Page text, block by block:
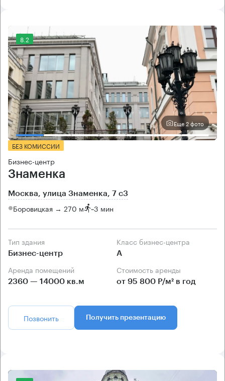
8.2
Еще 2 фото
БЕЗ КОМИССИИ
Бизнес-центр
Знаменка
Москва, улица Знаменка, 7 с3
Боровицкая → 270 м ~3 мин
Тип здания
Бизнес-центр
Класс бизнес-центра
А
Аренда помещений
2360 — 14000 кв.м
Стоимость аренды
от 95 800 Р/м² в год
Позвонить Получить презентацию